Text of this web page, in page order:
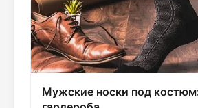
Мужские носки под